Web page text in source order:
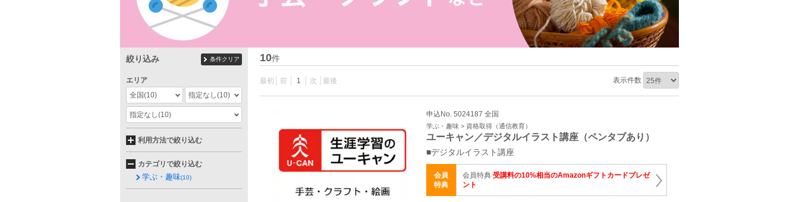
10件
最初 前 1 次 最後 表示件数
申込No. 5024187 全国
学ぶ・趣味 > 資格取得（通信教育）
ユーキャン／デジタルイラスト講座（ペンタブあり）
■デジタルイラスト講座
会員
特典
会員特典 受講料の10%相当のAmazonギフトカードプレゼ
ント
絞り込み 条件クリア
エリア
全国(10) 指定なし(10)
指定なし(10)
利用方法で絞り込む
カテゴリで絞り込む
学ぶ・趣味(10)